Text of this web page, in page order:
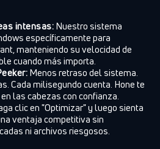
intensas:Nuestro sistema
específicamente para
manteniendo su velocidad de
cuando más importa.
Menos retraso del sistema.
Cada milisegundo cuenta. Hone te
las cabezas con confianza.
clic en "Optimizar" y luego sienta
ventaja competitiva sin
ni archivos riesgosos.